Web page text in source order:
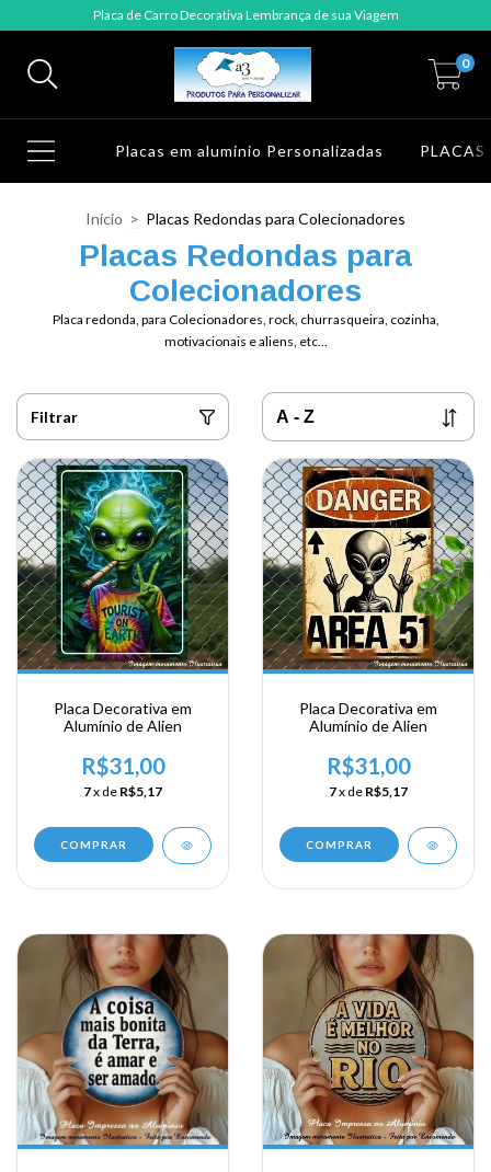
Placa de Carro Decorativa Lembrança de sua Viagem
0
Placas em alumínio Personalizadas PLACAS
Início > Placas Redondas para Colecionadores
Placas Redondas para
Colecionadores
Placa redonda, para Colecionadores, rock, churrasqueira, cozinha,
motivacionais e aliens, etc...
Filtrar
Placa Decorativa em
Alumínio de Alien
R$31,00
7x de R$5,17
COMPRAR
Placa Decorativa em
Alumínio de Alien
R$31,00
7x de R$5,17
COMPRAR